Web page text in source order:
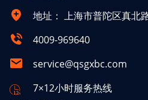
地址： 上海市普陀区真北
4009-969640
service@qsgxbc.com
7×12小时服务热线